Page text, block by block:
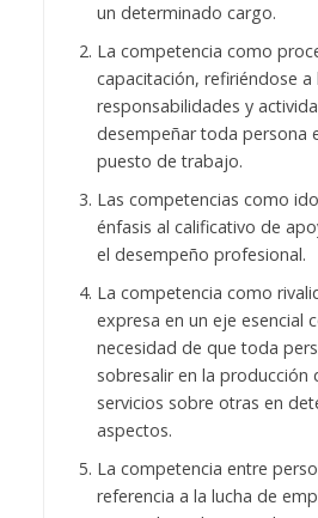
un determinado cargo.
La competencia como
capacitación, refiriéndose a
responsabilidades y
desempeñar toda persona
puesto de trabajo.
Las competencias como
énfasis al calificativo de
el desempeño profesional.
La competencia como
expresa en un eje esencial
necesidad de que toda
sobresalir en la producción
servicios sobre otras en
aspectos.
La competencia entre
referencia a la lucha de